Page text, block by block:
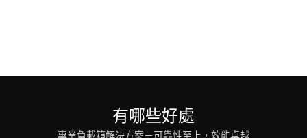
有哪些好處
專業負載箱解決方案－可靠性至上，效能卓越